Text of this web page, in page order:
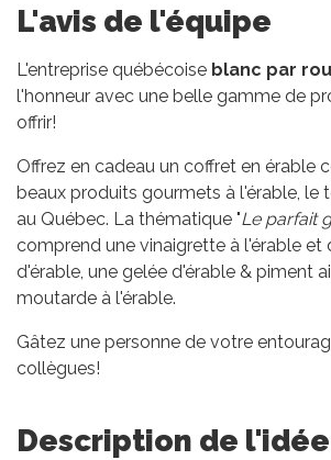
L'avis de l'équipe
L'entreprise québécoise blanc par
l'honneur avec une belle gamme de
offrir!
Offrez en cadeau un coffret en érable
beaux produits gourmets à l'érable, le
au Québec. La thématique "Le parfait
comprend une vinaigrette à l'érable et
d'érable, une gelée d'érable & piment
moutarde à l'érable.
Gâtez une personne de votre
collègues!
Description de